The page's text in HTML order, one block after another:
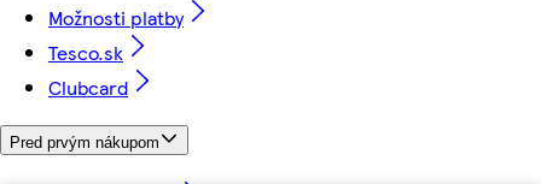
Možnosti platby
Tesco.sk
Clubcard
Pred prvým nákupom